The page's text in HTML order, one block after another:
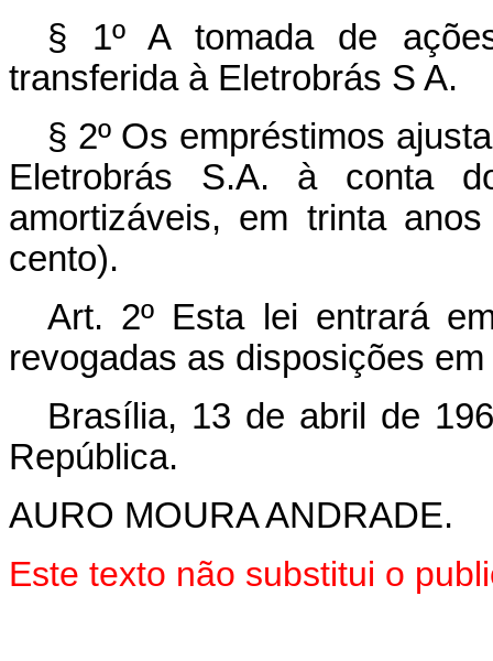
§ 1º A tomada de
transferida à Eletrobrás S A.
§ 2º Os empréstimos
Eletrobrás S.A. à conta
amortizáveis, em trinta
cento).
Art. 2º Esta lei entrará
revogadas as disposições
Brasília, 13 de abril de
República.
AURO MOURA ANDRADE.
Este texto não substitui o